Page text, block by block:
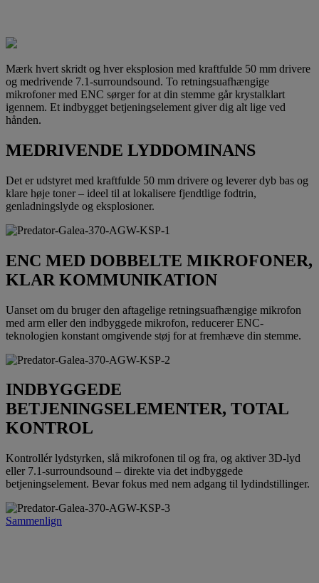
Mærk hvert skridt og hver eksplosion med kraftfulde 50 mm drivere
og medrivende 7.1-surroundsound. To retningsuafhængige
mikrofoner med ENC sørger for at din stemme går krystalklart
igennem. Et indbygget betjeningselement giver dig alt lige ved
hånden.
MEDRIVENDE LYDDOMINANS
Det er udstyret med kraftfulde 50 mm drivere og leverer dyb bas og
klare høje toner – ideel til at lokalisere fjendtlige fodtrin,
genladningslyde og eksplosioner.
ENC MED DOBBELTE MIKROFONER,
KLAR KOMMUNIKATION
Uanset om du bruger den aftagelige retningsuafhængige mikrofon
med arm eller den indbyggede mikrofon, reducerer ENC-
teknologien konstant omgivende støj for at fremhæve din stemme.
INDBYGGEDE
BETJENINGSELEMENTER, TOTAL
KONTROL
Kontrollér lydstyrken, slå mikrofonen til og fra, og aktiver 3D-lyd
eller 7.1-surroundsound – direkte via det indbyggede
betjeningselement. Bevar fokus med nem adgang til lydindstillinger.
Sammenlign